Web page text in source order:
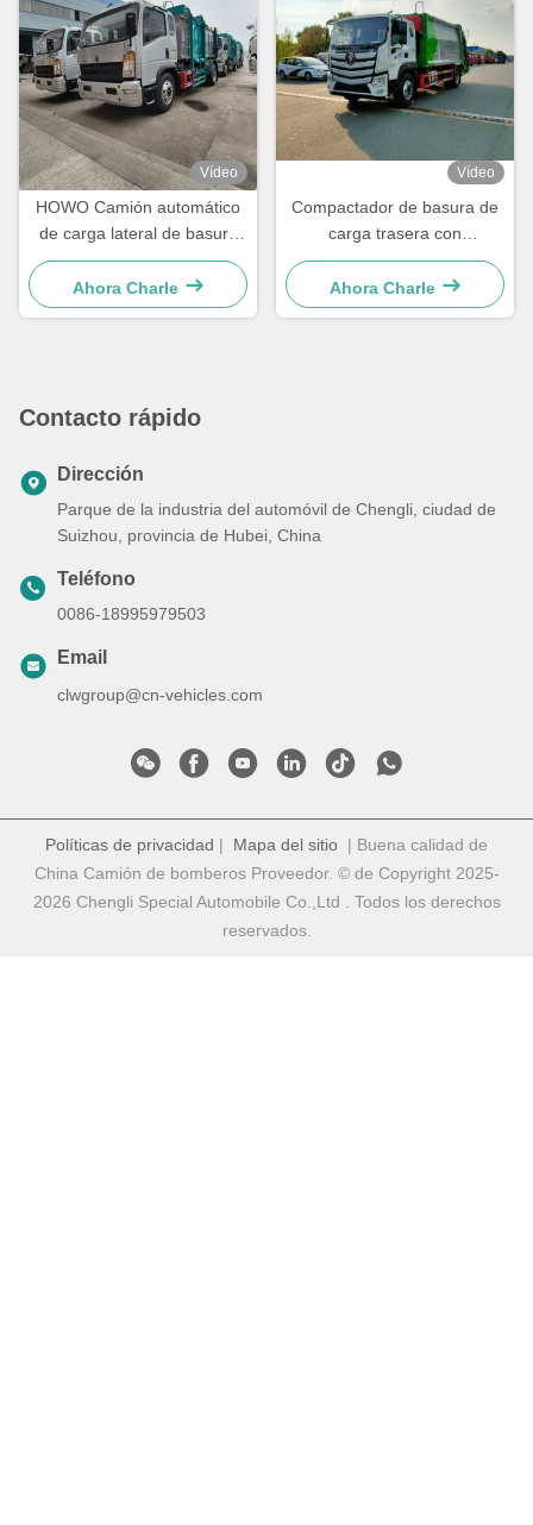
Vídeo
HOWO Camión automático
de carga lateral de basura
Camión de recogida de
residuos médicos
Ahora Charle
Vídeo
Compactador de basura de
carga trasera con
combustible diésel Foton,
camión recolector de
residuos de 20 m³
Ahora Charle
Contacto rápido
Dirección
Parque de la industria del automóvil de Chengli, ciudad de
Suizhou, provincia de Hubei, China
Teléfono
0086-18995979503
Email
clwgroup@cn-vehicles.com
Políticas de privacidad | Mapa del sitio | Buena calidad de
China Camión de bomberos Proveedor. © de Copyright 2025-
2026 Chengli Special Automobile Co.,Ltd . Todos los derechos
reservados.